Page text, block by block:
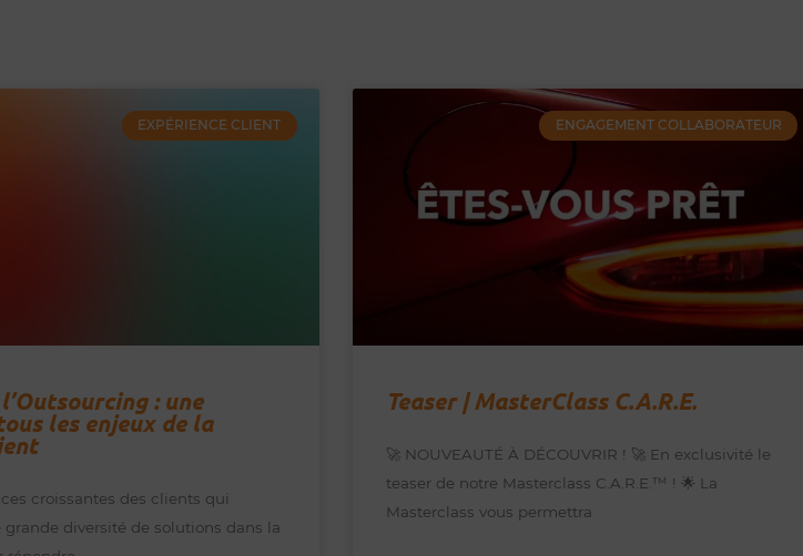
EXPÉRIENCE CLIENT
: une
les enjeux de la
croissantes des clients qui
grande diversité de solutions dans la
ENGAGEMENT COLLABORATEUR
Teaser | MasterClass C.A.R.E.
🚀 NOUVEAUTÉ À DÉCOUVRIR ! 🚀 En exclusivité le
teaser de notre Masterclass C.A.R.E.™️ ! 🌟 La
Masterclass vous permettra